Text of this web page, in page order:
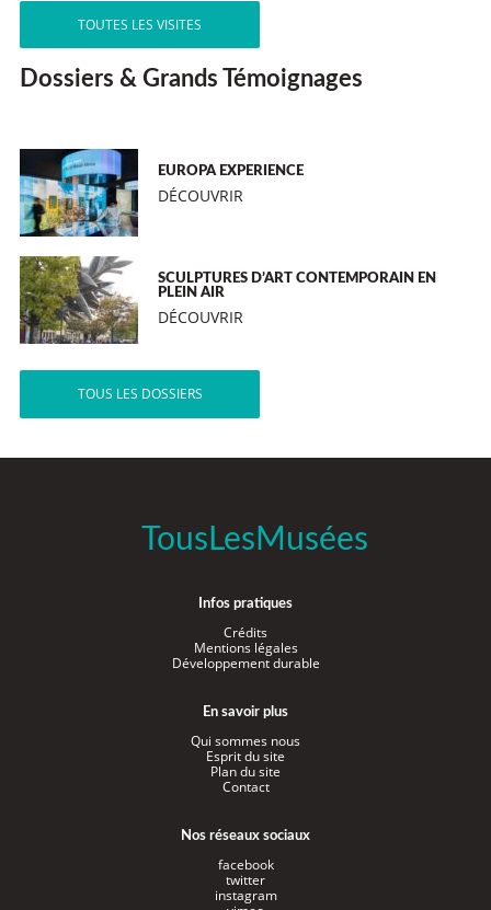
TOUTES LES VISITES
Dossiers & Grands Témoignages
EUROPA EXPERIENCE
DÉCOUVRIR
SCULPTURES D’ART CONTEMPORAIN EN
PLEIN AIR
DÉCOUVRIR
TOUS LES DOSSIERS
TousLesMusées
Infos pratiques
Crédits
Mentions légales
Développement durable
En savoir plus
Qui sommes nous
Esprit du site
Plan du site
Contact
Nos réseaux sociaux
facebook
twitter
instagram